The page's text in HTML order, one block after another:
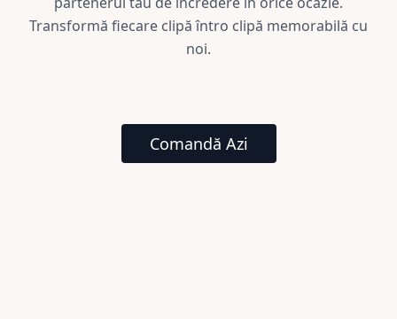
Transformă fiecare clipă întro clipă memorabilă cu
noi.
Comandă Azi